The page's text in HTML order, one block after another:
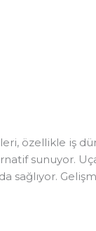
özellikle iş
sunuyor.